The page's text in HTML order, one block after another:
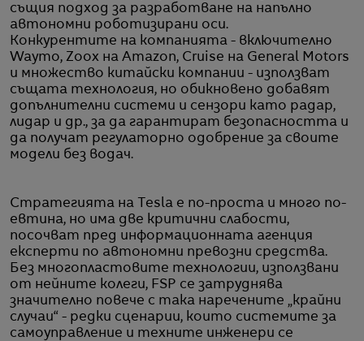
същия подход за разработване на напълно
автономни роботизирани оси.
Конкурентите на компанията - включително
Waymo, Zoox на Amazon, Cruise на General Motors
и множество китайски компании - използват
същата технология, но обикновено добавят
допълнителни системи и сензори като радар,
лидар и др., за да гарантират безопасността и
да получат регулаторно одобрение за своите
модели без водач.
Стратегията на Tesla е по-проста и много по-
евтина, но има две критични слабости,
посочват пред информационната агенция
експерти по автономни превозни средства.
Без многопластовите технологии, използвани
от нейните колеги, FSP се затруднява
значително повече с така наречените „крайни
случаи“ - редки сценарии, които системите за
самоуправление и техните инженери се